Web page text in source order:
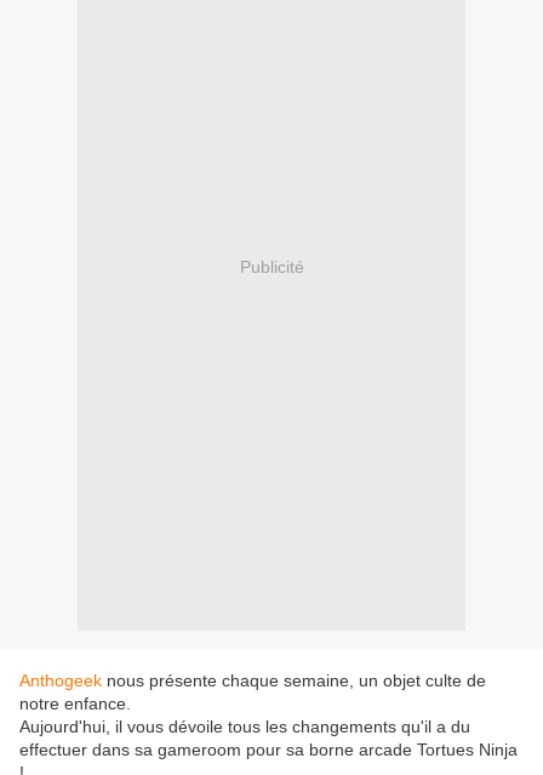
Publicité
Anthogeek nous présente chaque semaine, un objet culte de
notre enfance.
Aujourd'hui, il vous dévoile tous les changements qu'il a du
effectuer dans sa gameroom pour sa borne arcade Tortues Ninja